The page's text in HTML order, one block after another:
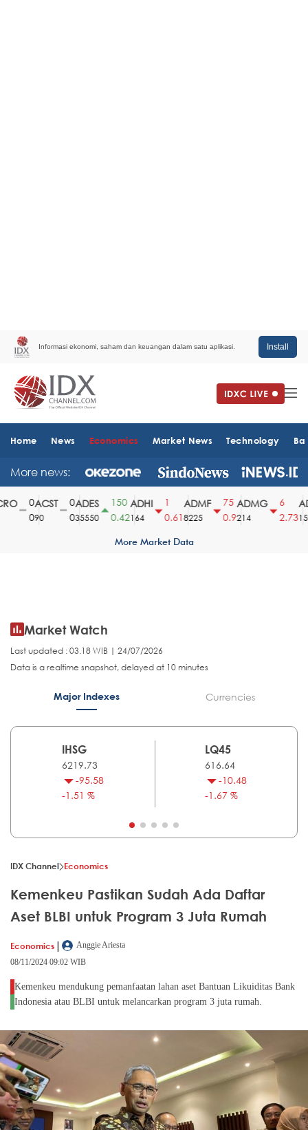
Informasi ekonomi, saham dan keuangan dalam satu aplikasi. Install
Home News Economics Market News Technology
More news:
ACST
90
ADES
35550
150
0.42
ADHI
164
0.61
ADMF
8225
75
0.9
ADMG
214
2.73
More Market Data
Market Watch
Last updated : 03.18 WIB | 24/07/2026
Data is a realtime snapshot, delayed at 10 minutes
Major Indexes Currencies
IHSG
6219.73
-95.58
-1.51 %
LQ45
616.64
-10.48
-1.67 %
IDX Channel Economics
Kemenkeu Pastikan Sudah Ada Daftar
Aset BLBI untuk Program 3 Juta Rumah
Economics |
Anggie Ariesta
08/11/2024 09:02 WIB
Kemenkeu mendukung pemanfaatan lahan aset Bantuan Likuiditas Bank
Indonesia atau BLBI untuk melancarkan program 3 juta rumah.